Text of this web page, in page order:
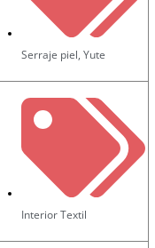
Serraje piel, Yute
Interior Textil